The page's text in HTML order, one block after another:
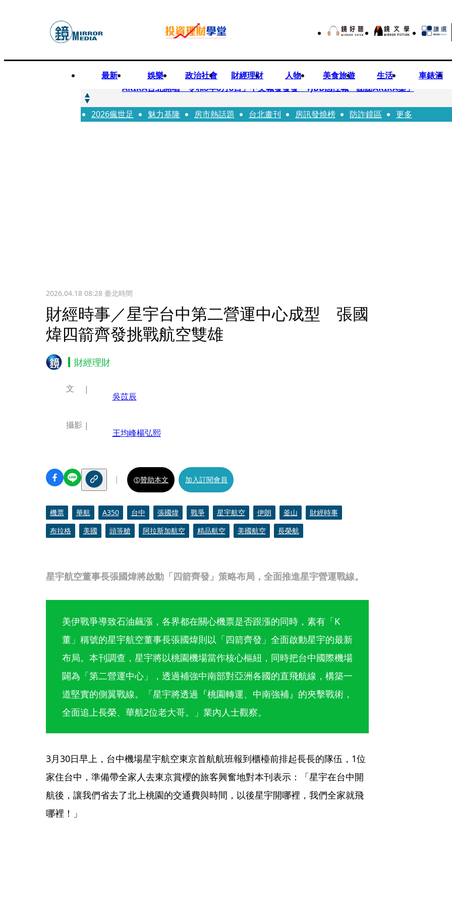
最新 娛樂 政治社會 財經理財 人物 美食旅遊 生活 車錶酒
快訊
AKIRA台北開唱「令和8年8月8日」中文喊發發發 TJBB感性喊「謝謝AKIRA桑」
快訊
台灣新冠期間沒疫苗可打？ 律師列3款嗆：陳時中唯一擋的叫科興
2026瘋世足 魅力基隆 房市熱話題 台北畫刊 房訊發燒榜 防詐鏡區 更多
2026.04.18 08:28臺北時間
財經時事／星宇台中第二營運中心成型 張國
煒四箭齊發挑戰航空雙雄
財經理財
星宇航空董事長張國煒將啟動「四箭齊發」策略布局，全面推進星宇營運戰線。
文
吳苡辰
攝影
王均峰楊弘熙
贊助本文 加入訂閱會員
機票 華航 A350 台中 張國煒 戰爭 星宇航空 伊朗 釜山
財經時事
布拉格
美國 頭等艙 阿拉斯加航空 精品航空 美國航空 長榮航
美伊戰爭導致石油飆漲，各界都在關心機票是否跟漲的同時，素有「K
董」稱號的星宇航空董事長張國煒則以「四箭齊發」全面啟動星宇的最新
布局。本刊調查，星宇將以桃園機場當作核心樞紐，同時把台中國際機場
闢為「第二營運中心」，透過補強中南部對亞洲各國的直飛航線，構築一
道堅實的側翼戰線。「星宇將透過『桃園轉運、中南強補』的夾擊戰術，
全面追上長榮、華航2位老大哥。」業內人士觀察。
3月30日早上，台中機場星宇航空東京首航航班報到櫃檯前排起長長的隊伍，1位
家住台中，準備帶全家人去東京賞櫻的旅客興奮地對本刊表示：「星宇在台中開
航後，讓我們省去了北上桃園的交通費與時間，以後星宇開哪裡，我們全家就飛
哪裡！」